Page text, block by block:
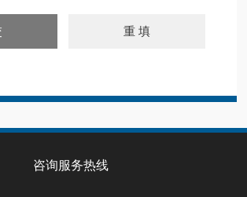
咨询服务热线